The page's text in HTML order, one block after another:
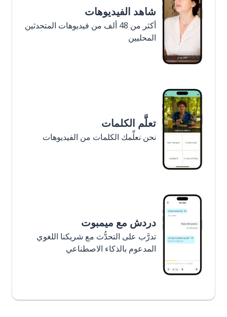
شاهد الفيديوهات
أكثر من 48 ألف من فيديوهات المتحدثين
المحليين
تعلَّم الكلمات
نحن نعلِّمك الكلمات من الفيديوهات
دردش مع ميمبوت
تدرَّب على التحدُّث مع شريكنا اللغوي
المدعوم بالذكاء الاصطناعي